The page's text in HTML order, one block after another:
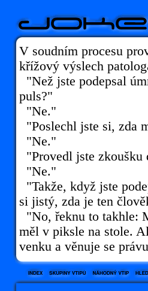
V soudním procesu
křížový výslech
"Než jste podepsal
puls?"
"Ne."
"Poslechl jste si, zda
"Ne."
"Provedl jste zkoušku
"Ne."
"Takže, když jste
si jistý, zda je ten
"No, řeknu to takhle:
měl v piksle na stole.
venku a věnuje se